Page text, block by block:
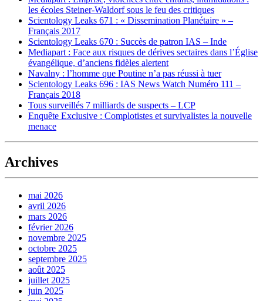
les écoles Steiner-Waldorf sous le feu des critiques
Scientology Leaks 671 : « Dissemination Planétaire » –
Français 2017
Scientology Leaks 670 : Succès de patron IAS – Inde
Mediapart : Face aux risques de dérives sectaires dans l’Église
évangélique, d’anciens fidèles alertent
Navalny : l’homme que Poutine n’a pas réussi à tuer
Scientology Leaks 696 : IAS News Watch Numéro 111 –
Français 2018
Tous surveillés 7 milliards de suspects – LCP
Enquête Exclusive : Complotistes et survivalistes la nouvelle
menace
Archives
mai 2026
avril 2026
mars 2026
février 2026
novembre 2025
octobre 2025
septembre 2025
août 2025
juillet 2025
juin 2025